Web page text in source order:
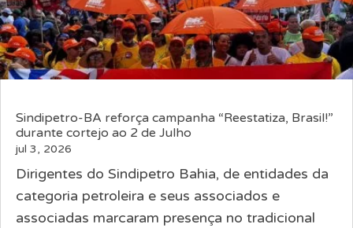
Sindipetro-BA reforça campanha “Reestatiza, Brasil!”
durante cortejo ao 2 de Julho
jul 3, 2026
Dirigentes do Sindipetro Bahia, de entidades da
categoria petroleira e seus associados e
associadas marcaram presença no tradicional